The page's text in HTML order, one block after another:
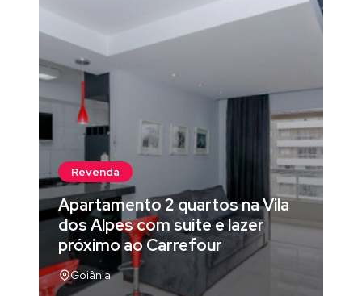
Revenda
Apartamento 2 quartos na Vila
dos Alpes com suíte e lazer
próximo ao Carrefour
Goiânia